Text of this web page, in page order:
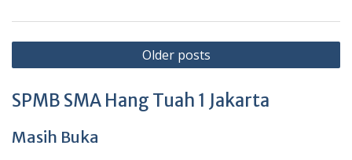
Posts
navigation
Older posts
SPMB SMA Hang Tuah 1 Jakarta
Masih Buka